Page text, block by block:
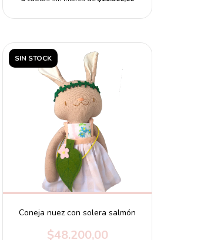
SIN STOCK
Coneja nuez con solera salmón
$48.200,00